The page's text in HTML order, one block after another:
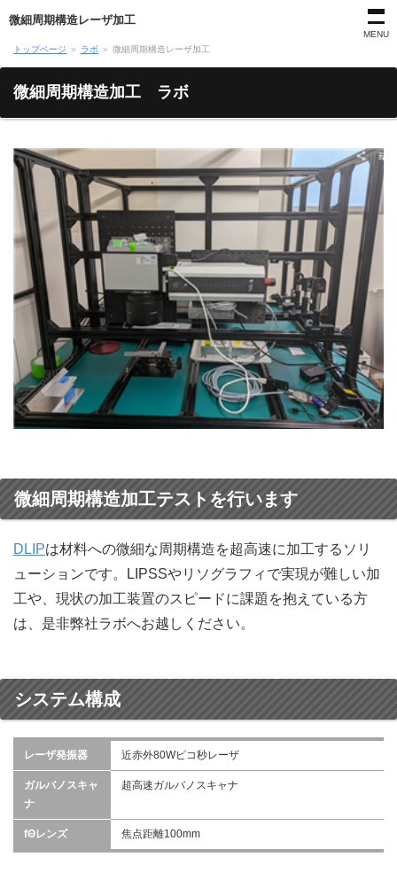
微細周期構造レーザ加工
MENU
トップページ ＞ ラボ ＞ 微細周期構造レーザ加工
微細周期構造加工 ラボ
微細周期構造加工テストを行います
DLIPは材料への微細な周期構造を超高速に加工するソリ
ューションです。LIPSSやリソグラフィで実現が難しい加
工や、現状の加工装置のスピードに課題を抱えている方
は、是非弊社ラボへお越しください。
システム構成
レーザ発振器 近赤外80Wピコ秒レーザ
ガルバノスキャ
ナ
超高速ガルバノスキャナ
fΘレンズ 焦点距離100mm